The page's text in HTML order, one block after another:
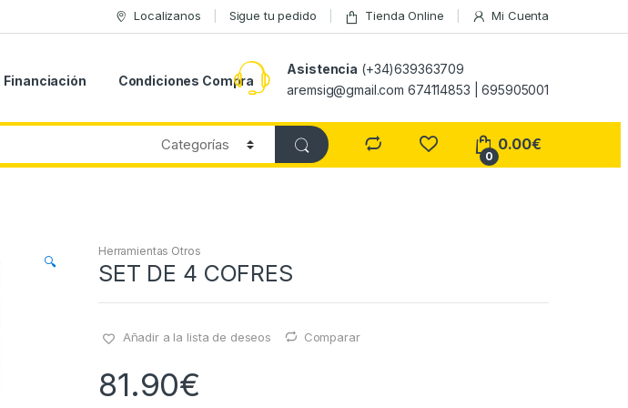
Localizanos Sigue tu pedido Tienda Online Mi Cuenta
Financiación Condiciones Compra
Asistencia (+34)639363709
aremsig@gmail.com 674114853 | 695905001
0
0.00€
🔍
Herramientas Otros
SET DE 4 COFRES
Añadir a la lista de deseos Comparar
81.90€